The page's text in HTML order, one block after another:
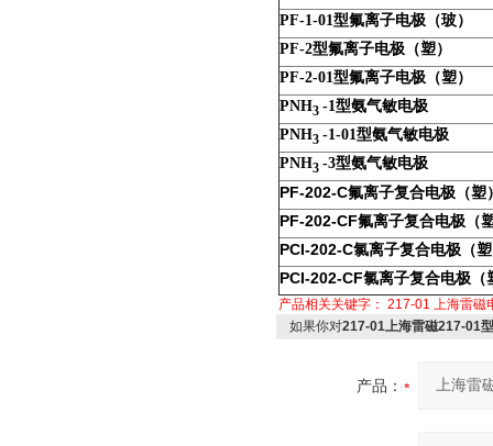
PF-1-01型氟离子电极（玻）
PF-2型氟离子电极（塑）
PF-2-01型氟离子电极（塑）
PNH3 -1型氨气敏电极
PNH3 -1-01型氨气敏电极
PNH3 -3型氨气敏电极
PF-202-C氟离子复合电极（塑
PF-202-CF氟离子复合电极（
PCI-202-C氯离子复合电极（
PCI-202-CF氯离子复合电极（
产品相关关键字： 217-01 上海雷磁
如果你对217-01上海雷磁217-01
产品：